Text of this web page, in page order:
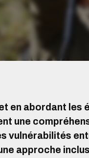
en abordant les
une
vulnérabilités
approche